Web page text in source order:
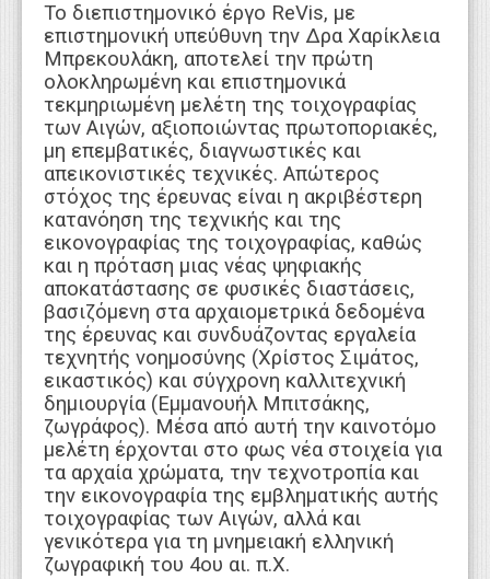
Το διεπιστημονικό έργο ReVis, με
επιστημονική υπεύθυνη την Δρα Χαρίκλεια
Μπρεκουλάκη, αποτελεί την πρώτη
ολοκληρωμένη και επιστημονικά
τεκμηριωμένη μελέτη της τοιχογραφίας
των Αιγών, αξιοποιώντας πρωτοποριακές,
μη επεμβατικές, διαγνωστικές και
απεικονιστικές τεχνικές. Απώτερος
στόχος της έρευνας είναι η ακριβέστερη
κατανόηση της τεχνικής και της
εικονογραφίας της τοιχογραφίας, καθώς
και η πρόταση μιας νέας ψηφιακής
αποκατάστασης σε φυσικές διαστάσεις,
βασιζόμενη στα αρχαιομετρικά δεδομένα
της έρευνας και συνδυάζοντας εργαλεία
τεχνητής νοημοσύνης (Χρίστος Σιμάτος,
εικαστικός) και σύγχρονη καλλιτεχνική
δημιουργία (Εμμανουήλ Μπιτσάκης,
ζωγράφος). Μέσα από αυτή την καινοτόμο
μελέτη έρχονται στο φως νέα στοιχεία για
τα αρχαία χρώματα, την τεχνοτροπία και
την εικονογραφία της εμβληματικής αυτής
τοιχογραφίας των Αιγών, αλλά και
γενικότερα για τη μνημειακή ελληνική
ζωγραφική του 4ου αι. π.Χ.